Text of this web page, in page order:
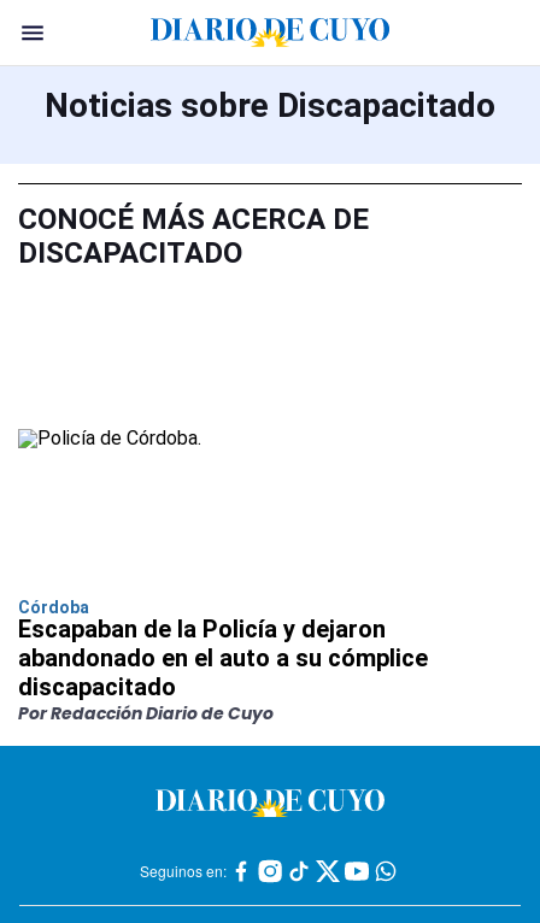
Noticias sobre Discapacitado
CONOCÉ MÁS ACERCA DE
DISCAPACITADO
Córdoba
Escapaban de la Policía y dejaron
abandonado en el auto a su cómplice
discapacitado
Por Redacción Diario de Cuyo
Seguinos en: